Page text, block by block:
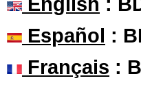
Español :
Français :